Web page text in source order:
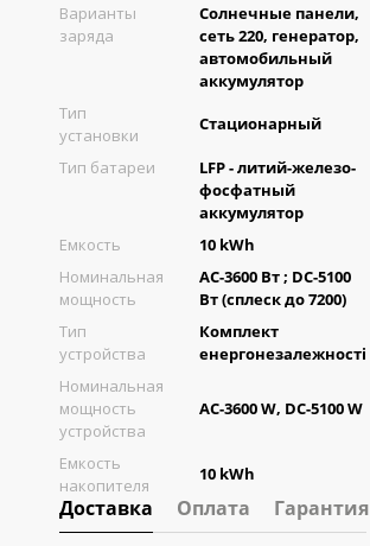
Варианты
заряда
Солнечные панели,
сеть 220, генератор,
автомобильный
аккумулятор
Тип
установки
Стационарный
Тип батареи
LFP - литий-железо-
фосфатный
аккумулятор
Емкость
10 kWh
Номинальная
мощность
AC-3600 Вт ; DC-5100
Вт (сплеск до 7200)
Тип
устройства
Комплект
енергонезалежності
Номинальная
мощность
устройства
AC-3600 W, DC-5100 W
Емкость
накопителя
10 kWh
Доставка Оплата Гарантия